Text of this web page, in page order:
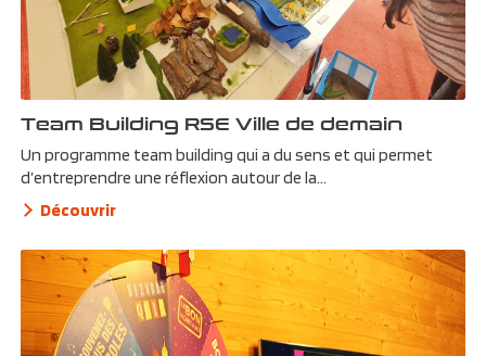
Team Building RSE Ville de demain
Un programme team building qui a du sens et qui permet
d’entreprendre une réflexion autour de la...
Découvrir